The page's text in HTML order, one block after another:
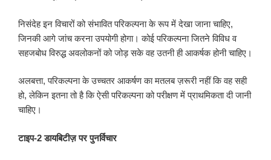
निसंदेह इन विचारों को संभावित परिकल्पना के रूप में देखा जाना चाहिए,
जिनकी आगे जांच करना उपयोगी होगा। कोई परिकल्पना जितने विविध व
सहजबोध विरुद्ध अवलोकनों को जोड़ सके वह उतनी ही आकर्षक होनी चाहिए।
अलबत्ता, परिकल्पना के उच्चतर आकर्षण का मतलब ज़रूरी नहीं कि वह सही
हो, लेकिन इतना तो है कि ऐसी परिकल्पना को परीक्षण में प्राथमिकता दी जानी
चाहिए।
टाइप-2 डायबिटीज़ पर पुनर्विचार